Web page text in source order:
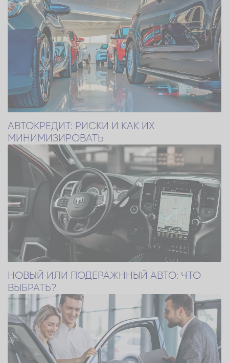
АВТОКРЕДИТ: РИСКИ И КАК ИХ
МИНИМИЗИРОВАТЬ
НОВЫЙ ИЛИ ПОДЕРАЖННЫЙ АВТО: ЧТО
ВЫБРАТЬ?